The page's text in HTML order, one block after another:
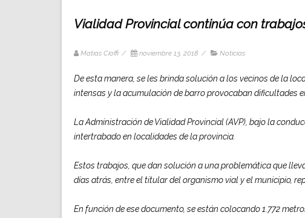
Vialidad Provincial continúa con
Matias Cioffi / noviembre 13, 2018 / Noticias
De esta manera, se les brinda solución a los vecinos de la
intensas y la acumulación de barro provocaban dificultades
La Administración de Vialidad Provincial (AVP), bajo la
intertrabado en localidades de la provincia.
Estos trabajos, que dan solución a una problemática que
días atrás, entre el titular del organismo vial y el municipio,
En función de ese documento, se están colocando 1.772